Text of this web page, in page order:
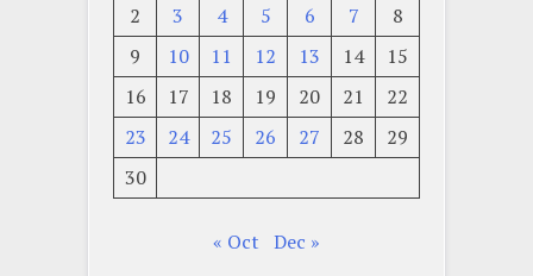
2
3 4 5 6 7
8
9
10 11 12 13 14
15
16
17 18 19 20 21
22
23
24 25 26 27 28
29
30
« Oct Dec »